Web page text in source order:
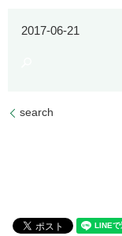
2017-06-21
search